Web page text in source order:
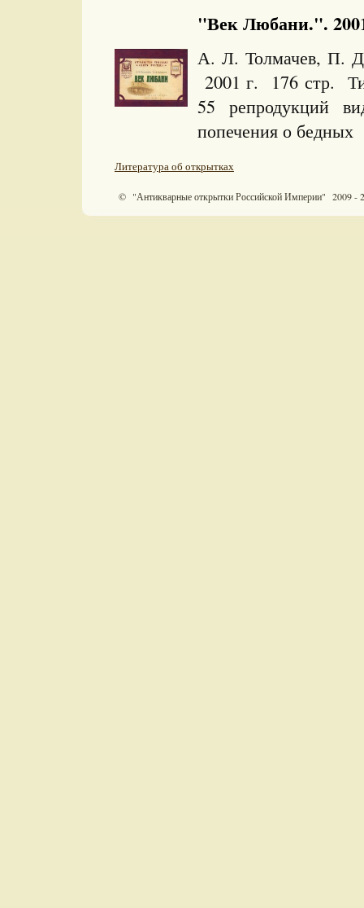
"Век Любани.".
А. Л. Толмачев, П.
2001 г. 176 стр.
55 репродукций
попечения о
Литература об открытках
© "Антикварные открытки Российской Империи" 2009 -